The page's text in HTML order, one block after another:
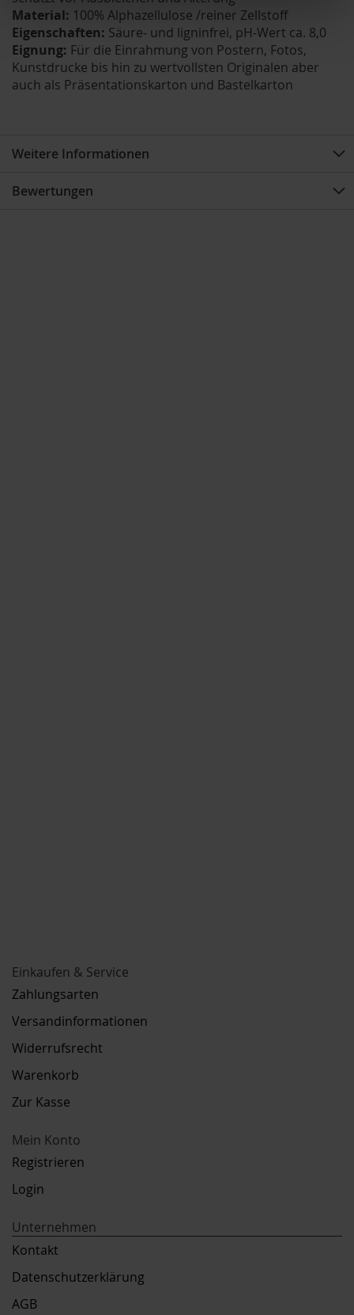
Material: 100% Alphazellulose /reiner Zellstoff
Eigenschaften: Säure- und ligninfrei, pH-Wert ca. 8,0
Eignung: Für die Einrahmung von Postern, Fotos,
Kunstdrucke bis hin zu wertvollsten Originalen aber
auch als Präsentationskarton und Bastelkarton
Weitere Informationen
Bewertungen
Einkaufen & Service
Zahlungsarten
Versandinformationen
Widerrufsrecht
Warenkorb
Zur Kasse
Mein Konto
Registrieren
Login
Unternehmen
Kontakt
Datenschutzerklärung
AGB